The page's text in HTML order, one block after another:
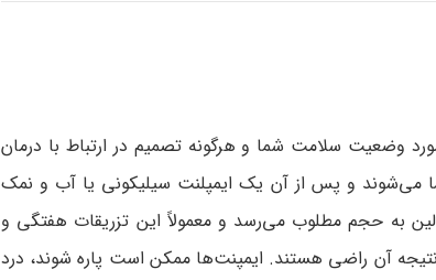
وضعیت سلامت شما و هرگونه تصمیم در ارتباط با درمان
می‌شوند و پس از آن یک ایمپلنت سیلیکونی یا آب و نمک
به حجم مطلوب می‌رسد و معمولاً این تزریقات هفتگی و
آن راضی هستند. ایمپنت‌ها ممکن است پاره شوند، درد